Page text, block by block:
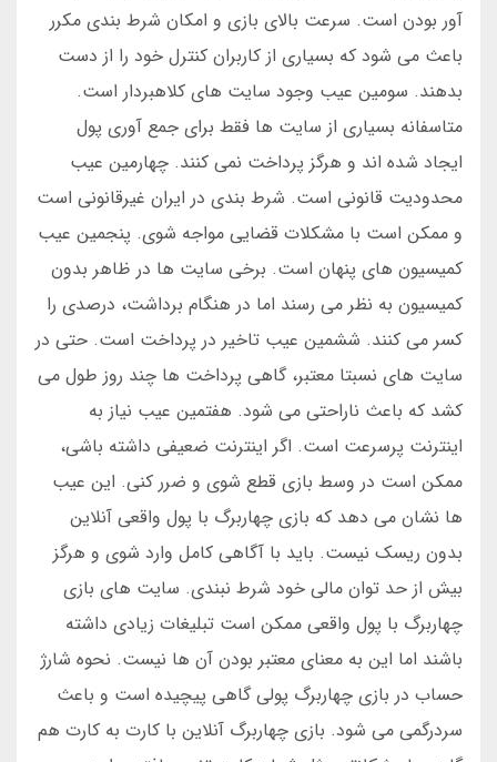
آور بودن است. سرعت بالای بازی و امکان شرط بندی مکرر
باعث می شود که بسیاری از کاربران کنترل خود را از دست
بدهند. سومین عیب وجود سایت های کلاهبردار است.
متاسفانه بسیاری از سایت ها فقط برای جمع آوری پول
ایجاد شده اند و هرگز پرداخت نمی کنند. چهارمین عیب
محدودیت قانونی است. شرط بندی در ایران غیرقانونی است
و ممکن است با مشکلات قضایی مواجه شوی. پنجمین عیب
کمیسیون های پنهان است. برخی سایت ها در ظاهر بدون
کمیسیون به نظر می رسند اما در هنگام برداشت، درصدی را
کسر می کنند. ششمین عیب تاخیر در پرداخت است. حتی در
سایت های نسبتا معتبر، گاهی پرداخت ها چند روز طول می
کشد که باعث ناراحتی می شود. هفتمین عیب نیاز به
اینترنت پرسرعت است. اگر اینترنت ضعیفی داشته باشی،
ممکن است در وسط بازی قطع شوی و ضرر کنی. این عیب
ها نشان می دهد که بازی چهاربرگ با پول واقعی آنلاین
بدون ریسک نیست. باید با آگاهی کامل وارد شوی و هرگز
بیش از حد توان مالی خود شرط نبندی. سایت های بازی
چهاربرگ با پول واقعی ممکن است تبلیغات زیادی داشته
باشند اما این به معنای معتبر بودن آن ها نیست. نحوه شارژ
حساب در بازی چهاربرگ پولی گاهی پیچیده است و باعث
سردرگمی می شود. بازی چهاربرگ آنلاین با کارت به کارت هم